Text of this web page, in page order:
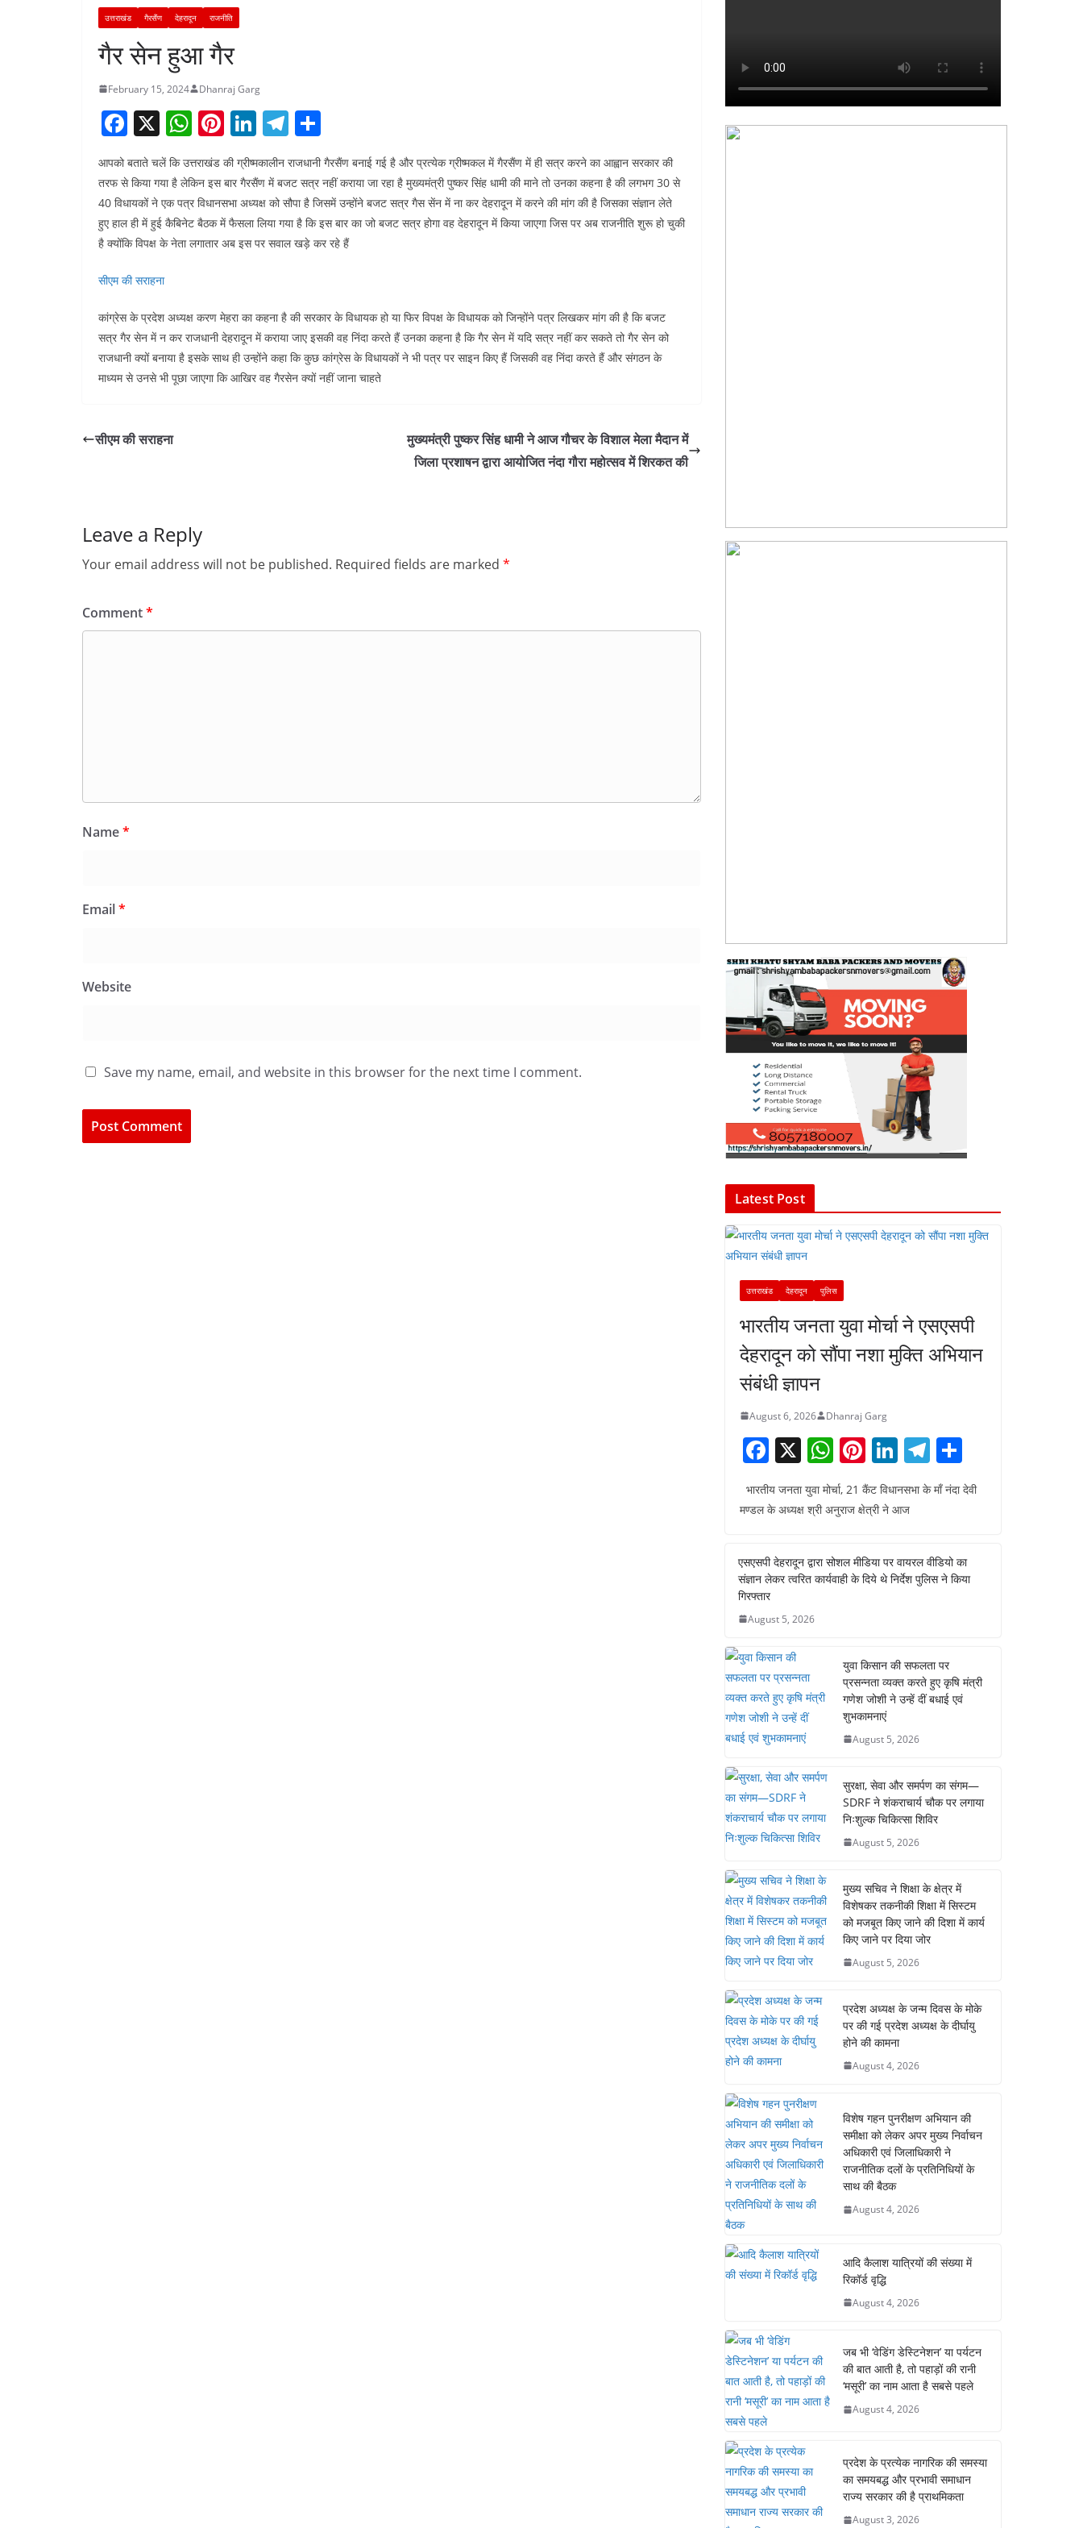
उत्तराखंड गैरसैंण देहरादून राजनीति
गैर सेन हुआ गैर
February 15, 2024 Dhanraj Garg
F
c
e
b
o
o
k
X W
at
s
A
p
Pi
nt
er
e
st
Li
k
e
dI
n
T
e
gr
a
m
h
ar
e
आपको बताते चलें कि उत्तराखंड की ग्रीष्मकालीन राजधानी गैरसैंण बनाई गई है और प्रत्येक ग्रीष्मकल में गैरसैंण में ही सत्र करने का आह्वान सरकार की
तरफ से किया गया है लेकिन इस बार गैरसैंण में बजट सत्र नहीं कराया जा रहा है मुख्यमंत्री पुष्कर सिंह धामी की माने तो उनका कहना है की लगभग 30 से
40 विधायकों ने एक पत्र विधानसभा अध्यक्ष को सौपा है जिसमें उन्होंने बजट सत्र गैस सेंन में ना कर देहरादून में करने की मांग की है जिसका संज्ञान लेते
हुए हाल ही में हुई कैबिनेट बैठक में फैसला लिया गया है कि इस बार का जो बजट सत्र होगा वह देहरादून में किया जाएगा जिस पर अब राजनीति शुरू हो चुकी
है क्योंकि विपक्ष के नेता लगातार अब इस पर सवाल खड़े कर रहे हैं
सीएम की सराहना
कांग्रेस के प्रदेश अध्यक्ष करण मेहरा का कहना है की सरकार के विधायक हो या फिर विपक्ष के विधायक को जिन्होंने पत्र लिखकर मांग की है कि बजट
सत्र गैर सेन में न कर राजधानी देहरादून में कराया जाए इसकी वह निंदा करते हैं उनका कहना है कि गैर सेन में यदि सत्र नहीं कर सकते तो गैर सेन को
राजधानी क्यों बनाया है इसके साथ ही उन्होंने कहा कि कुछ कांग्रेस के विधायकों ने भी पत्र पर साइन किए हैं जिसकी वह निंदा करते हैं और संगठन के
माध्यम से उनसे भी पूछा जाएगा कि आखिर वह गैरसेन क्यों नहीं जाना चाहते
सीएम की सराहना
मुख्यमंत्री पुष्कर सिंह धामी ने आज गौचर के विशाल मेला मैदान में
जिला प्रशाषन द्वारा आयोजित नंदा गौरा महोत्सव में शिरकत की
Leave a Reply
Your email address will not be published. Required fields are marked *
Comment*
Name*
Email*
Website
Save my name, email, and website in this browser for the next time I comment.
Latest Post
उत्तराखंड देहरादून पुलिस
भारतीय जनता युवा मोर्चा ने एसएसपी
देहरादून को सौंपा नशा मुक्ति अभियान
संबंधी ज्ञापन
August 6, 2026 Dhanraj Garg
F
c
b
o
o
k
X W
h
at
s
A
p
Pi
nt
er
e
st
Li
k
dI
n
T
el
e
a
m
h
ar
भारतीय जनता युवा मोर्चा, 21 कैंट विधानसभा के माँ नंदा देवी
मण्डल के अध्यक्ष श्री अनुराज क्षेत्री ने आज
एसएसपी देहरादून द्वारा सोशल मीडिया पर वायरल वीडियो का
संज्ञान लेकर त्वरित कार्यवाही के दिये थे निर्देश पुलिस ने किया
गिरफ्तार
August 5, 2026
युवा किसान की सफलता पर
प्रसन्नता व्यक्त करते हुए कृषि मंत्री
गणेश जोशी ने उन्हें दीं बधाई एवं
शुभकामनाएं
August 5, 2026
सुरक्षा, सेवा और समर्पण का संगम—
SDRF ने शंकराचार्य चौक पर लगाया
निःशुल्क चिकित्सा शिविर
August 5, 2026
मुख्य सचिव ने शिक्षा के क्षेत्र में
विशेषकर तकनीकी शिक्षा में सिस्टम
को मजबूत किए जाने की दिशा में कार्य
किए जाने पर दिया जोर
August 5, 2026
प्रदेश अध्यक्ष के जन्म दिवस के मोके
पर की गई प्रदेश अध्यक्ष के दीर्घायु
होने की कामना
August 4, 2026
विशेष गहन पुनरीक्षण अभियान की
समीक्षा को लेकर अपर मुख्य निर्वाचन
अधिकारी एवं जिलाधिकारी ने
राजनीतिक दलों के प्रतिनिधियों के
साथ की बैठक
August 4, 2026
आदि कैलाश यात्रियों की संख्या में
रिकॉर्ड वृद्धि
August 4, 2026
जब भी ‘वेडिंग डेस्टिनेशन’ या पर्यटन
की बात आती है, तो पहाड़ों की रानी
‘मसूरी’ का नाम आता है सबसे पहले
August 4, 2026
प्रदेश के प्रत्येक नागरिक की समस्या
का समयबद्ध और प्रभावी समाधान
राज्य सरकार की है प्राथमिकता
August 3, 2026